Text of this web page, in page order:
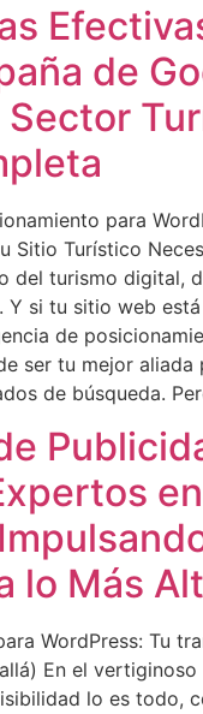
de
Sector
para
Sitio Turístico
del turismo digital,
Y si tu sitio web
de
ser tu mejor aliada
de búsqueda.
en
lo Más
WordPress: Tu
En el
lo es todo,